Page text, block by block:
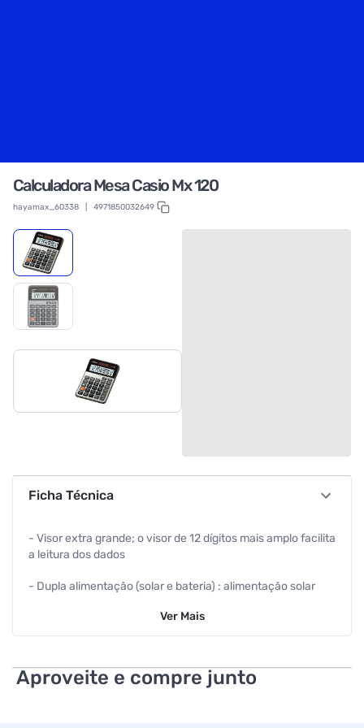
Calculadora Mesa Casio Mx 120
hayamax_60338 4971850032649
Ficha Técnica
- Visor extra grande; o visor de 12 dígitos mais amplo facilita
a leitura dos dados
- Dupla alimentação (solar e bateria) : alimentação solar
de uma máquina de calcular: cálculos de custo e lucro
simplificados
Ver Mais
Aproveite e compre junto